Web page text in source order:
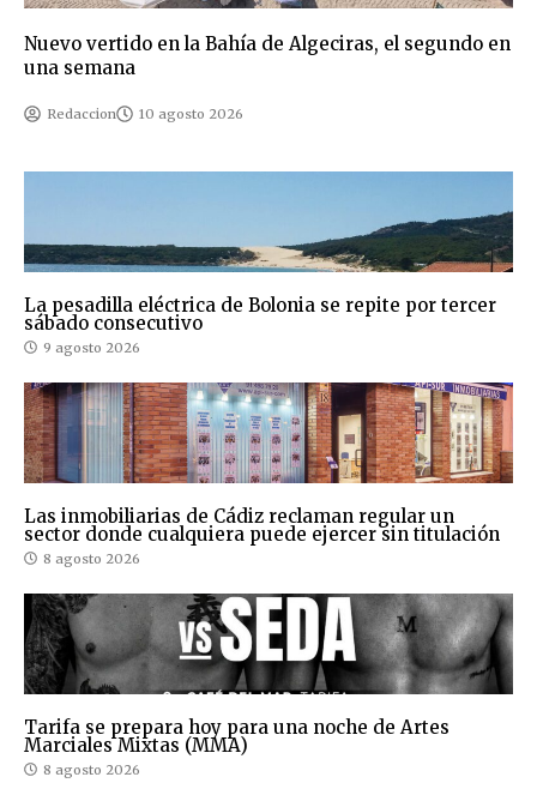
Nuevo vertido en la Bahía de Algeciras, el segundo en
una semana
Redaccion 10 agosto 2026
La pesadilla eléctrica de Bolonia se repite por tercer
sábado consecutivo
9 agosto 2026
Las inmobiliarias de Cádiz reclaman regular un
sector donde cualquiera puede ejercer sin titulación
8 agosto 2026
Tarifa se prepara hoy para una noche de Artes
Marciales Mixtas (MMA)
8 agosto 2026